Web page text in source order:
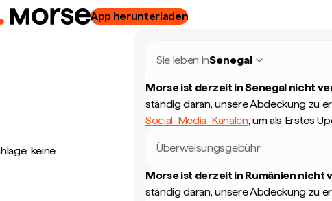
App herunterladen
keine
Sie leben inSenegal
Morse ist derzeit inSenegal nicht
ständig daran, unsere Abdeckung zu
Social-Media-Kanälen, um als Erstes
Überweisungsgebühr
Morse ist derzeit in Rumänien nicht
ständig daran, unsere Abdeckung zu